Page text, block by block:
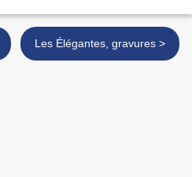
Les Élégantes, gravures >